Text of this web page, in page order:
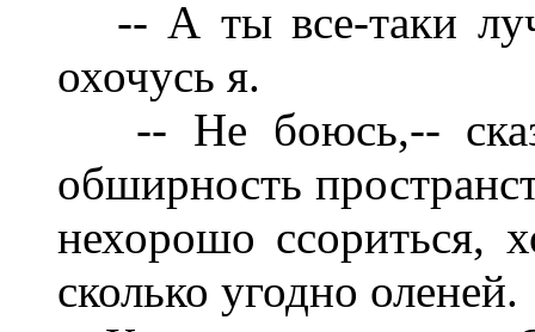
-- А ты все-таки
охочусь я.
-- Не боюсь,--
обширность
нехорошо ссориться,
сколько угодно оленей.